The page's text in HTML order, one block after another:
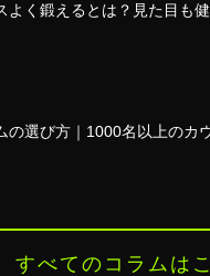
よく鍛えるとは？見た目も
の選び方｜1000名以上のカ
すべてのコラムは